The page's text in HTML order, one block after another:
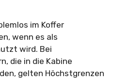
im Koffer
wenn es als
wird. Bei
die in die Kabine
gelten Höchstgrenzen